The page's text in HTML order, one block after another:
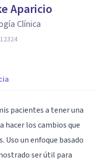
Aparicio
Clínica
12324
pacientes a tener una
hacer los cambios que
Uso un enfoque basado
ser útil para